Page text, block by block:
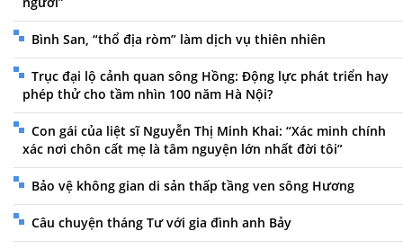
Bình San, “thổ địa ròm” làm dịch vụ thiên nhiên
Trục đại lộ cảnh quan sông Hồng: Động lực phát triển hay
phép thử cho tầm nhìn 100 năm Hà Nội?
Con gái của liệt sĩ Nguyễn Thị Minh Khai: “Xác minh chính
xác nơi chôn cất mẹ là tâm nguyện lớn nhất đời tôi”
Bảo vệ không gian di sản thấp tầng ven sông Hương
Câu chuyện tháng Tư với gia đình anh Bảy